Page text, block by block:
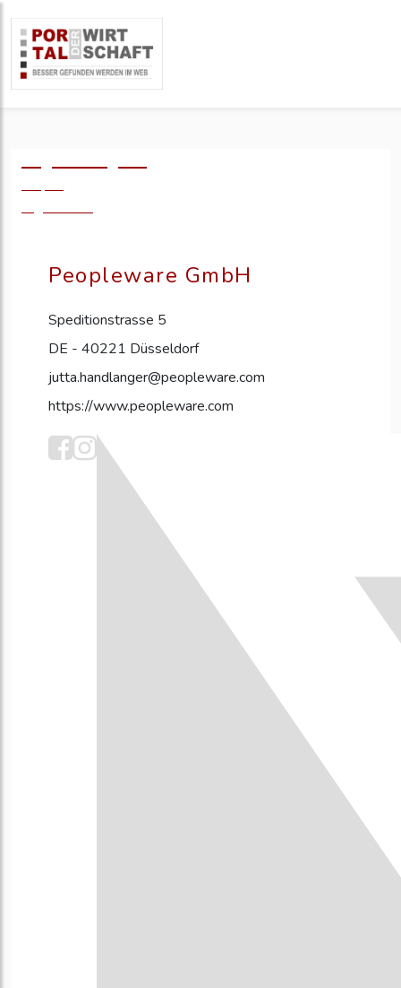
Peopleware GmbH
Speditionstrasse 5
DE - 40221 Düsseldorf
jutta.handlanger@peopleware.com
https://www.peopleware.com